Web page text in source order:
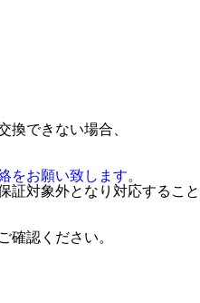
換できない場合、
をお願い致します。
証対象外となり対応すること
確認ください。